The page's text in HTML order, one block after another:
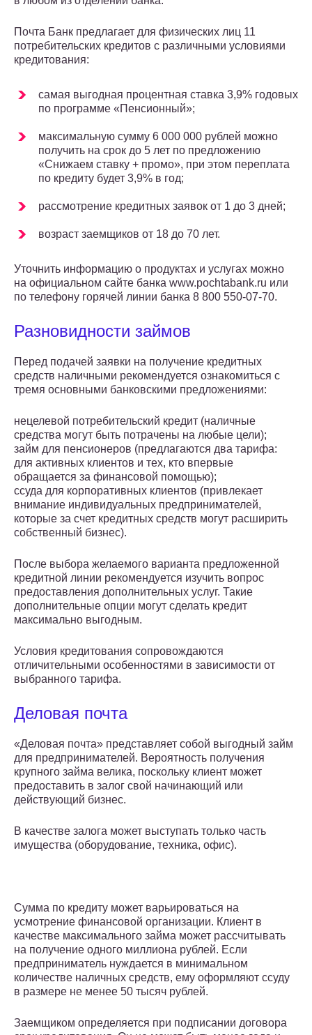
Почта Банк предлагает для физических лиц 11
потребительских кредитов с различными условиями
кредитования:
самая выгодная процентная ставка 3,9% годовых
по программе «Пенсионный»;
максимальную сумму 6 000 000 рублей можно
получить на срок до 5 лет по предложению
«Снижаем ставку + промо», при этом переплата
по кредиту будет 3,9% в год;
рассмотрение кредитных заявок от 1 до 3 дней;
возраст заемщиков от 18 до 70 лет.
Уточнить информацию о продуктах и услугах можно
на официальном сайте банка www.pochtabank.ru или
по телефону горячей линии банка 8 800 550-07-70.
Разновидности займов
Перед подачей заявки на получение кредитных
средств наличными рекомендуется ознакомиться с
тремя основными банковскими предложениями:
нецелевой потребительский кредит (наличные
средства могут быть потрачены на любые цели);
займ для пенсионеров (предлагаются два тарифа:
для активных клиентов и тех, кто впервые
обращается за финансовой помощью);
ссуда для корпоративных клиентов (привлекает
внимание индивидуальных предпринимателей,
которые за счет кредитных средств могут расширить
собственный бизнес).
После выбора желаемого варианта предложенной
кредитной линии рекомендуется изучить вопрос
предоставления дополнительных услуг. Такие
дополнительные опции могут сделать кредит
максимально выгодным.
Условия кредитования сопровождаются
отличительными особенностями в зависимости от
выбранного тарифа.
Деловая почта
«Деловая почта» представляет собой выгодный займ
для предпринимателей. Вероятность получения
крупного займа велика, поскольку клиент может
предоставить в залог свой начинающий или
действующий бизнес.
В качестве залога может выступать только часть
имущества (оборудование, техника, офис).
Сумма по кредиту может варьироваться на
усмотрение финансовой организации. Клиент в
качестве максимального займа может рассчитывать
на получение одного миллиона рублей. Если
предприниматель нуждается в минимальном
количестве наличных средств, ему оформляют ссуду
в размере не менее 50 тысяч рублей.
Заемщиком определяется при подписании договора